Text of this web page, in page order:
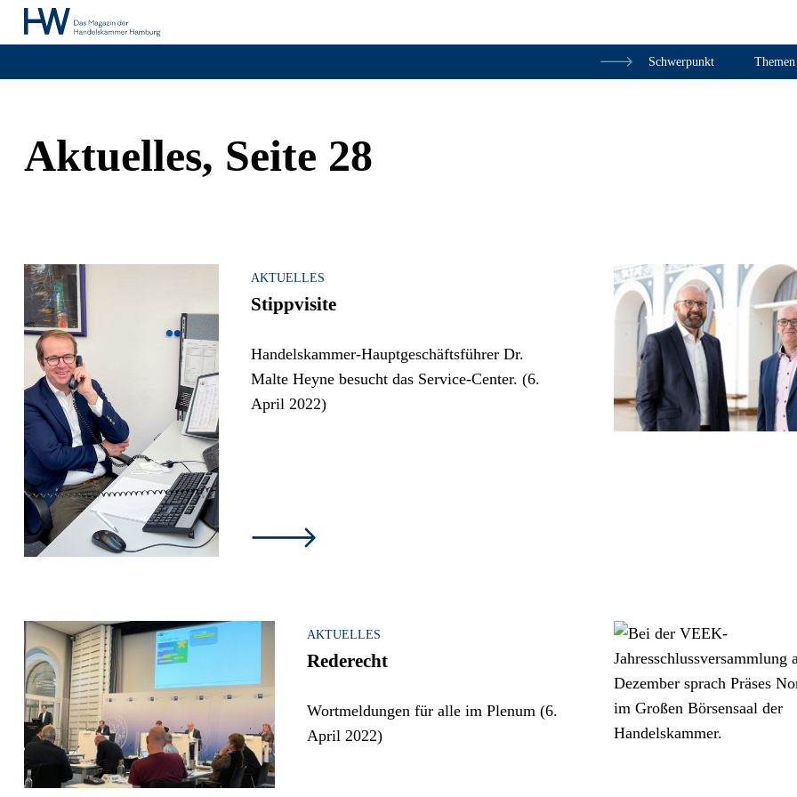
Schwerpunkt Themen
Aktuelles, Seite 28
AKTUELLES
Stippvisite
Handelskammer-Hauptgeschäftsführer Dr.
Malte Heyne besucht ­das Service-Center. (6.
April 2022)
AKTUELLES
Rederecht
Wortmeldungen für alle im Plenum (6.
April 2022)